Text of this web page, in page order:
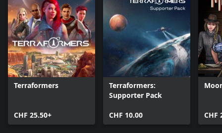
Terraformers
CHF 25.50+
Terraformers:
Supporter Pack
CHF 10.00 CHF